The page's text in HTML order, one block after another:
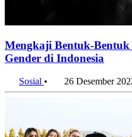
Mengkaji Bentuk-Bentuk
Gender di Indonesia
Sosial • 26 Desember